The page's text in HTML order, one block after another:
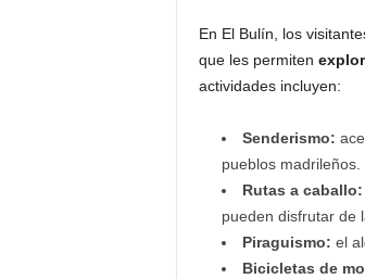
En El Bulín, los
que les permiten
actividades incluyen:
Senderismo:
pueblos madrileños.
Rutas a caballo:
pueden disfrutar de
Piraguismo: el
Bicicletas de